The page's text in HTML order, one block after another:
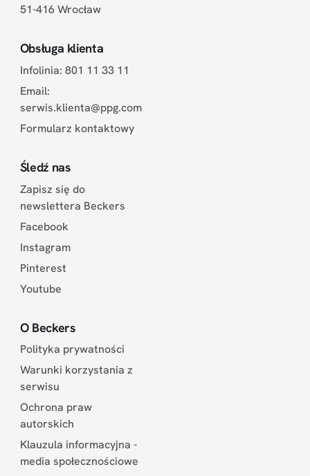
51-416 Wrocław
Obsługa klienta
Infolinia: 801 11 33 11
Email:
serwis.klienta@ppg.com
Formularz kontaktowy
Śledź nas
Zapisz się do
newslettera Beckers
Facebook
Instagram
Pinterest
Youtube
O Beckers
Polityka prywatności
Warunki korzystania z
serwisu
Ochrona praw
autorskich
Klauzula informacyjna -
media społecznościowe